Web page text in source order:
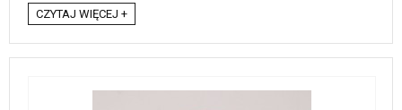
CZYTAJ WIĘCEJ +